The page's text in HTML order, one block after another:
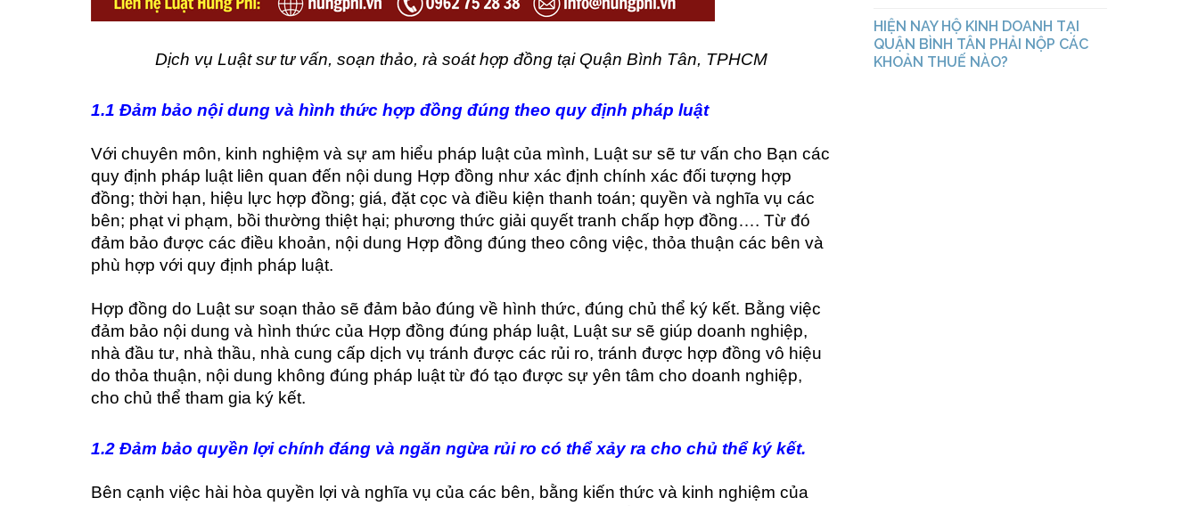
Dịch vụ Luật sư tư vấn, soạn thảo, rà soát hợp đồng tại Quận Bình Tân, TPHCM
1.1 Đảm bảo nội dung và hình thức hợp đồng đúng theo quy định pháp luật
Với chuyên môn, kinh nghiệm và sự am hiểu pháp luật của mình, Luật sư sẽ tư vấn cho Bạn các
quy định pháp luật liên quan đến nội dung Hợp đồng như xác định chính xác đối tượng hợp
đồng; thời hạn, hiệu lực hợp đồng; giá, đặt cọc và điều kiện thanh toán; quyền và nghĩa vụ các
bên; phạt vi phạm, bồi thường thiệt hại; phương thức giải quyết tranh chấp hợp đồng…. Từ đó
đảm bảo được các điều khoản, nội dung Hợp đồng đúng theo công việc, thỏa thuận các bên và
phù hợp với quy định pháp luật.
Hợp đồng do Luật sư soạn thảo sẽ đảm bảo đúng về hình thức, đúng chủ thể ký kết. Bằng việc
đảm bảo nội dung và hình thức của Hợp đồng đúng pháp luật, Luật sư sẽ giúp doanh nghiệp,
nhà đầu tư, nhà thầu, nhà cung cấp dịch vụ tránh được các rủi ro, tránh được hợp đồng vô hiệu
do thỏa thuận, nội dung không đúng pháp luật từ đó tạo được sự yên tâm cho doanh nghiệp,
cho chủ thể tham gia ký kết.
1.2 Đảm bảo quyền lợi chính đáng và ngăn ngừa rủi ro có thể xảy ra cho chủ thể ký kết.
Bên cạnh việc hài hòa quyền lợi và nghĩa vụ của các bên, bằng kiến thức và kinh nghiệm của
HIỆN NAY HỘ KINH DOANH TẠI
QUẬN BÌNH TÂN PHẢI NỘP CÁC
KHOẢN THUẾ NÀO?